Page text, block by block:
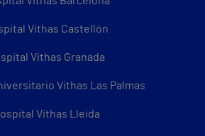
Vithas Castellón
Vithas Granada
Vithas Las Palmas
Vithas Lleida